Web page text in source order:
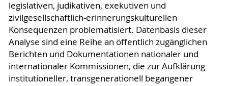
legislativen, judikativen, exekutiven und
zivilgesellschaftlich-erinnerungskulturellen
Konsequenzen problematisiert. Datenbasis dieser
Analyse sind eine Reihe an öffentlich zugänglichen
Berichten und Dokumentationen nationaler und
internationaler Kommissionen, die zur Aufklärung
institutioneller, transgenerationell begangener